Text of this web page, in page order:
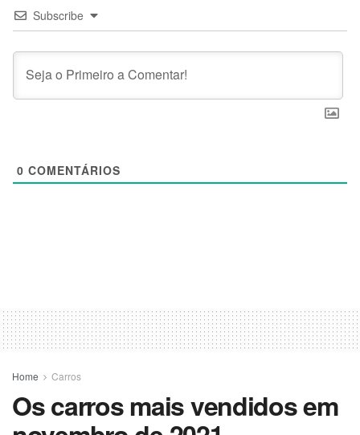
Subscribe
0 COMENTÁRIOS
Home Carros
Os carros mais vendidos em